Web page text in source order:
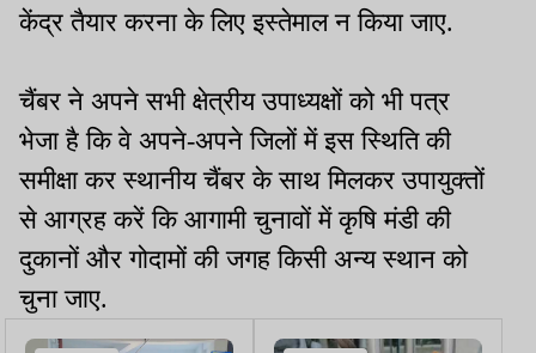
केंद्र तैयार करना के लिए इस्तेमाल न किया जाए.
चैंबर ने अपने सभी क्षेत्रीय उपाध्यक्षों को भी पत्र
भेजा है कि वे अपने-अपने जिलों में इस स्थिति की
समीक्षा कर स्थानीय चैंबर के साथ मिलकर उपायुक्तों
से आग्रह करें कि आगामी चुनावों में कृषि मंडी की
दुकानों और गोदामों की जगह किसी अन्य स्थान को
चुना जाए.